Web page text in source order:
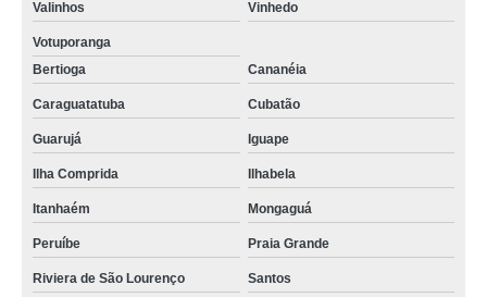
Valinhos Vinhedo
Votuporanga
Bertioga
Cananéia
Caraguatatuba Cubatão
Guarujá Iguape
Ilha Comprida Ilhabela
Itanhaém Mongaguá
Peruíbe Praia Grande
Riviera de São Lourenço Santos